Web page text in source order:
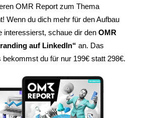
OMR Report zum Thema
Wenn du dich mehr für den Aufbau
interessierst, schaue dir den OMR
auf LinkedIn“ an. Das
bekommst du für nur 199€ statt 298€.